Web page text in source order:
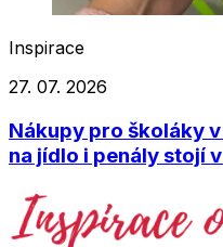
Inspirace
27. 07. 2026
Nákupy pro školáky
na jídlo i penály stojí